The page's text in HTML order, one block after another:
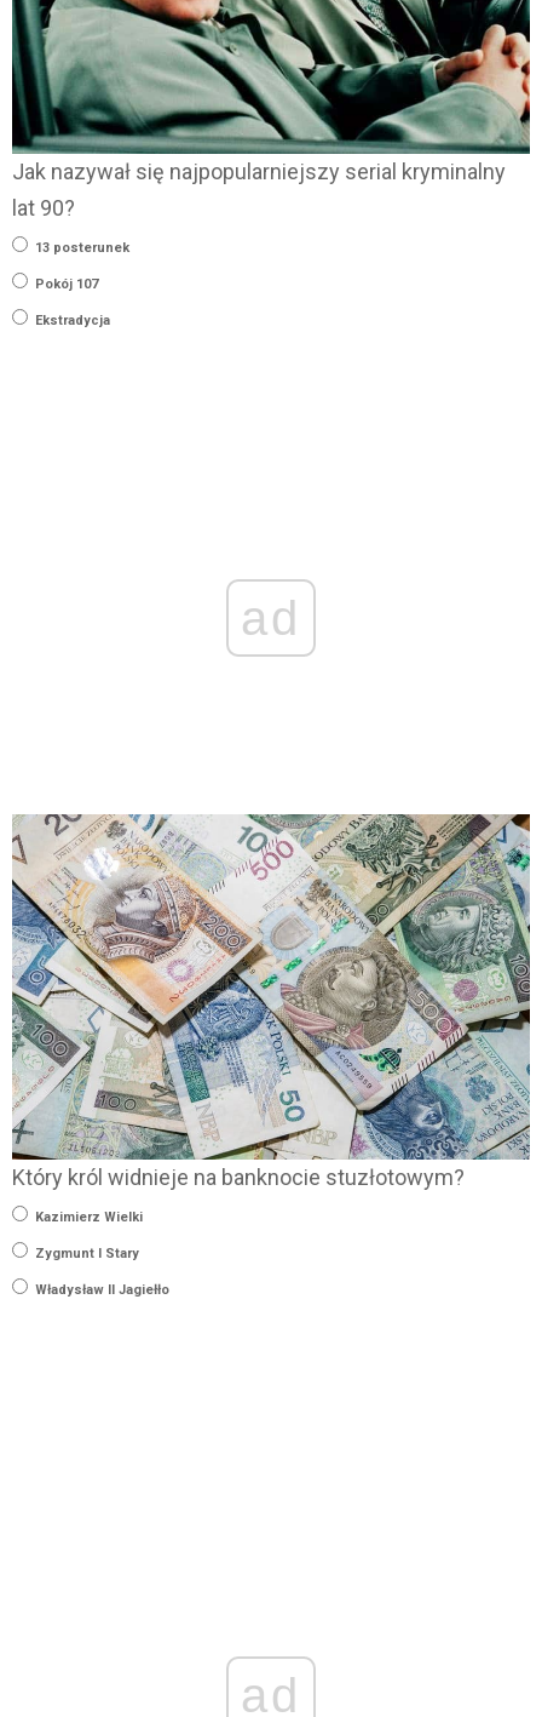
Jak nazywał się najpopularniejszy serial kryminalny
lat 90?
13 posterunek
Pokój 107
Ekstradycja
ad
Który król widnieje na banknocie stuzłotowym?
Kazimierz Wielki
Zygmunt I Stary
Władysław II Jagiełło
ad